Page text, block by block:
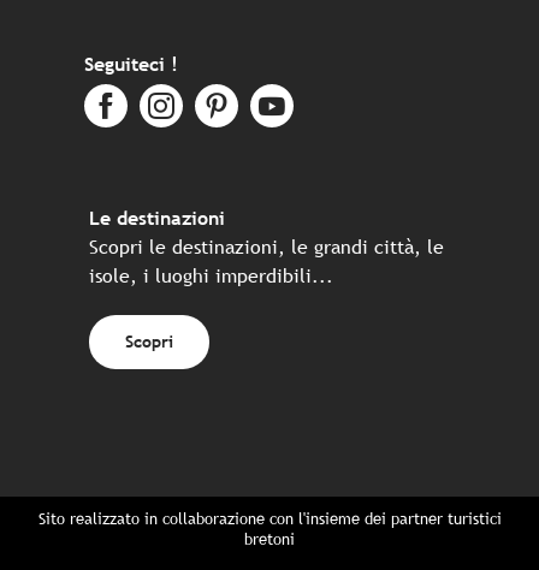
Seguiteci !
Le destinazioni
Scopri le destinazioni, le grandi città, le
isole, i luoghi imperdibili...
Scopri
Sito realizzato in collaborazione con l'insieme dei partner turistici
bretoni